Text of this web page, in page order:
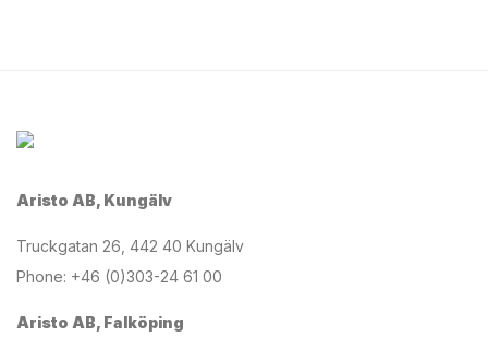
Aristo AB, Kungälv
Truckgatan 26, 442 40 Kungälv
Phone: +46 (0)303-24 61 00
Aristo AB, Falköping